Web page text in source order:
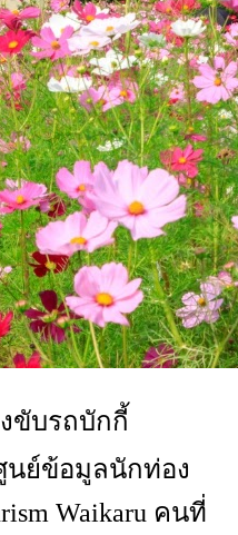
ขับรถบักกี้
นย์ข้อมูลนักท่อง
Waikaru คนที่